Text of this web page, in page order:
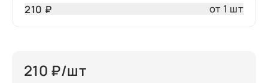
210 ₽ от 1 шт
210 ₽/шт